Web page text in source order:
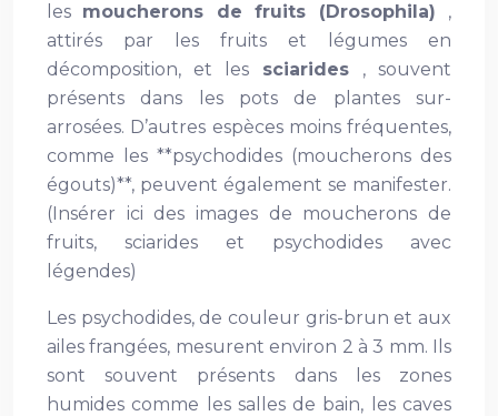
les moucherons de fruits (Drosophila) ,
attirés par les fruits et légumes en
décomposition, et les sciarides , souvent
présents dans les pots de plantes sur-
arrosées. D’autres espèces moins fréquentes,
comme les **psychodides (moucherons des
égouts)**, peuvent également se manifester.
(Insérer ici des images de moucherons de
fruits, sciarides et psychodides avec
légendes)
Les psychodides, de couleur gris-brun et aux
ailes frangées, mesurent environ 2 à 3 mm. Ils
sont souvent présents dans les zones
humides comme les salles de bain, les caves